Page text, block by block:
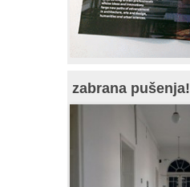
zabrana pušenja!